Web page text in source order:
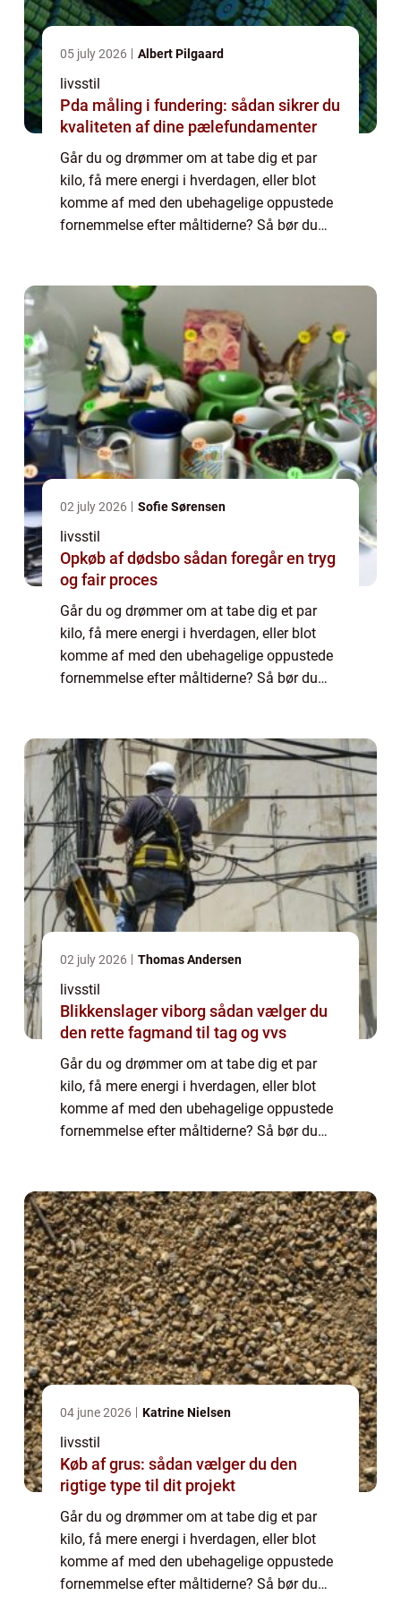
05 july 2026 Albert Pilgaard
livsstil
Pda måling i fundering: sådan sikrer du
kvaliteten af dine pælefundamenter
Går du og drømmer om at tabe dig et par
kilo, få mere energi i hverdagen, eller blot
komme af med den ubehagelige oppustede
fornemmelse efter måltiderne? Så bør du
02 july 2026 Sofie Sørensen
livsstil
Opkøb af dødsbo sådan foregår en tryg
og fair proces
Går du og drømmer om at tabe dig et par
kilo, få mere energi i hverdagen, eller blot
komme af med den ubehagelige oppustede
fornemmelse efter måltiderne? Så bør du
02 july 2026 Thomas Andersen
livsstil
Blikkenslager viborg sådan vælger du
den rette fagmand til tag og vvs
Går du og drømmer om at tabe dig et par
kilo, få mere energi i hverdagen, eller blot
komme af med den ubehagelige oppustede
fornemmelse efter måltiderne? Så bør du
04 june 2026 Katrine Nielsen
livsstil
Køb af grus: sådan vælger du den
rigtige type til dit projekt
Går du og drømmer om at tabe dig et par
kilo, få mere energi i hverdagen, eller blot
komme af med den ubehagelige oppustede
fornemmelse efter måltiderne? Så bør du